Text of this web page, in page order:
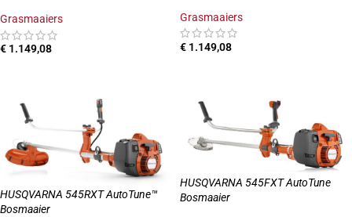
Grasmaaiers
€ 1.149,08
Grasmaaiers
€ 1.149,08
HUSQVARNA 545RXT AutoTune™
Bosmaaier
HUSQVARNA 545FXT AutoTune
Bosmaaier